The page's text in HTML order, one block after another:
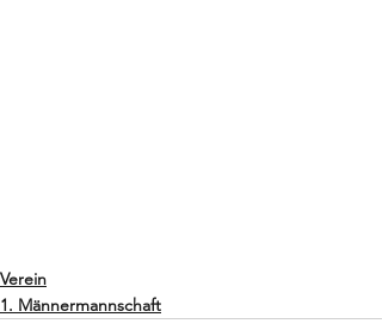
Verein
1. Männermannschaft